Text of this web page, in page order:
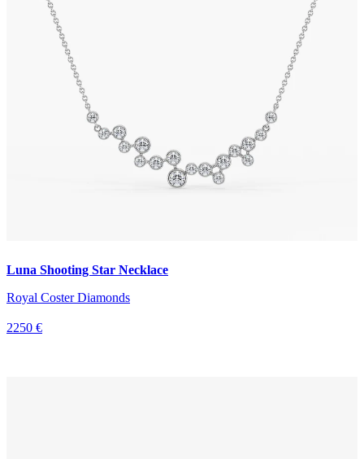
Luna Shooting Star Necklace
Royal Coster Diamonds
2250 €